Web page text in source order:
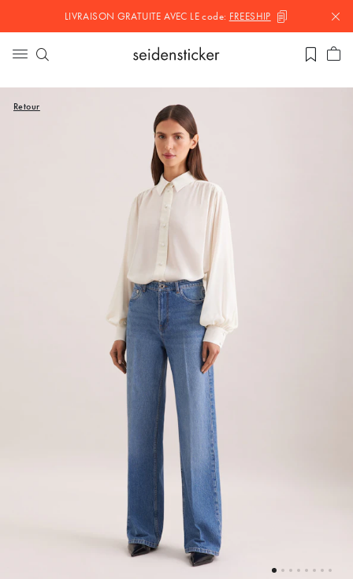
LIVRAISON GRATUITE AVEC LEcode: FREESHIP
Retour